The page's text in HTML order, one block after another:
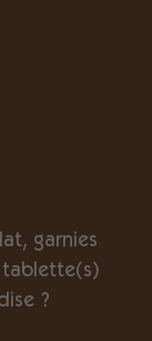
garnies
?